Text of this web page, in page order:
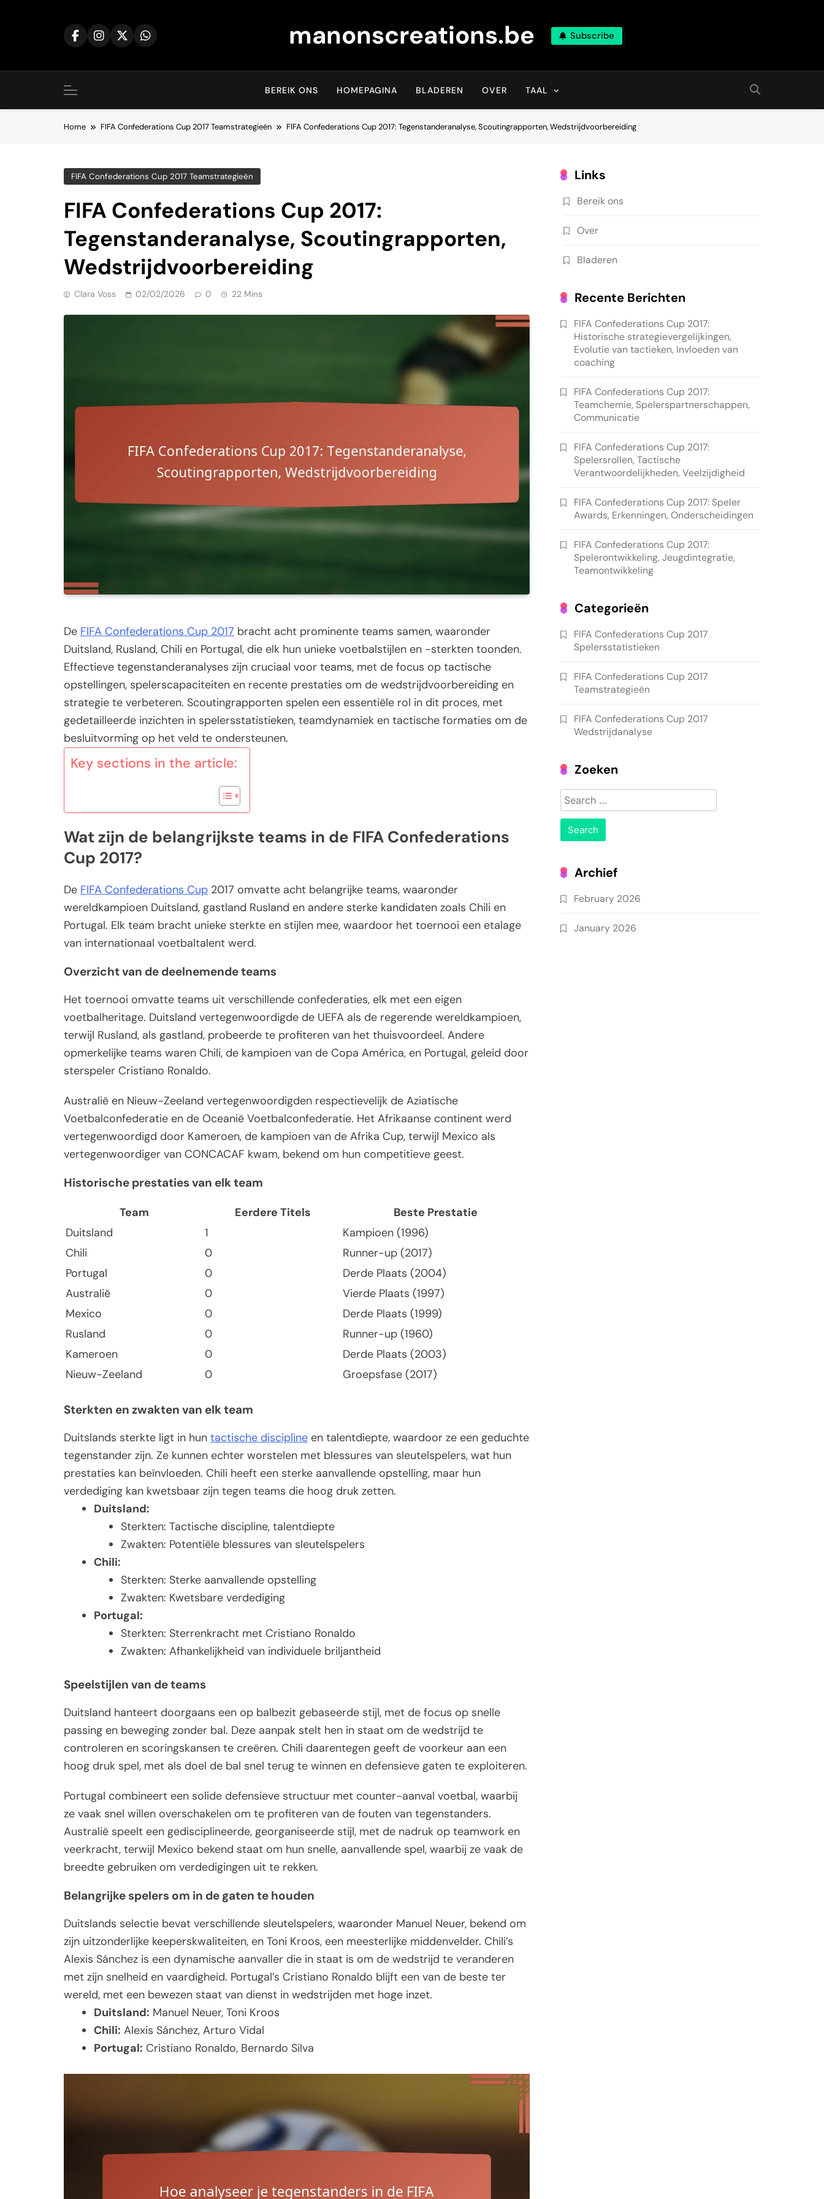
manonscreations.be Subscribe
BEREIK ONS HOMEPAGINA BLADEREN OVER TAAL
Home FIFA Confederations Cup 2017 Teamstrategieën FIFA Confederations Cup 2017: Tegenstanderanalyse, Scoutingrapporten, Wedstrijdvoorbereiding
FIFA Confederations Cup 2017 Teamstrategieën
FIFA Confederations Cup 2017:
Tegenstanderanalyse, Scoutingrapporten,
Wedstrijdvoorbereiding
Clara Voss 02/02/2026 0 22 Mins
De FIFA Confederations Cup 2017 bracht acht prominente teams samen, waaronder
Duitsland, Rusland, Chili en Portugal, die elk hun unieke voetbalstijlen en -sterkten toonden.
Effectieve tegenstanderanalyses zijn cruciaal voor teams, met de focus op tactische
opstellingen, spelerscapaciteiten en recente prestaties om de wedstrijdvoorbereiding en
strategie te verbeteren. Scoutingrapporten spelen een essentiële rol in dit proces, met
gedetailleerde inzichten in spelersstatistieken, teamdynamiek en tactische formaties om de
besluitvorming op het veld te ondersteunen.
Key sections in the article:
Wat zijn de belangrijkste teams in de FIFA Confederations
Cup 2017?
De FIFA Confederations Cup 2017 omvatte acht belangrijke teams, waaronder
wereldkampioen Duitsland, gastland Rusland en andere sterke kandidaten zoals Chili en
Portugal. Elk team bracht unieke sterkte en stijlen mee, waardoor het toernooi een etalage
van internationaal voetbaltalent werd.
Overzicht van de deelnemende teams
Het toernooi omvatte teams uit verschillende confederaties, elk met een eigen
voetbalheritage. Duitsland vertegenwoordigde de UEFA als de regerende wereldkampioen,
terwijl Rusland, als gastland, probeerde te profiteren van het thuisvoordeel. Andere
opmerkelijke teams waren Chili, de kampioen van de Copa América, en Portugal, geleid door
sterspeler Cristiano Ronaldo.
Australië en Nieuw-Zeeland vertegenwoordigden respectievelijk de Aziatische
Voetbalconfederatie en de Oceanië Voetbalconfederatie. Het Afrikaanse continent werd
vertegenwoordigd door Kameroen, de kampioen van de Afrika Cup, terwijl Mexico als
vertegenwoordiger van CONCACAF kwam, bekend om hun competitieve geest.
Historische prestaties van elk team
Team Eerdere Titels
Beste Prestatie
Duitsland
1
Kampioen (1996)
Chili
0
Runner-up (2017)
Portugal
0
Derde Plaats (2004)
Australië
0
Vierde Plaats (1997)
Mexico
0
Derde Plaats (1999)
Rusland
0
Runner-up (1960)
Kameroen
0
Derde Plaats (2003)
Nieuw-Zeeland
0 Groepsfase (2017)
Sterkten en zwakten van elk team
Duitslands sterkte ligt in hun tactische discipline en talentdiepte, waardoor ze een geduchte
tegenstander zijn. Ze kunnen echter worstelen met blessures van sleutelspelers, wat hun
prestaties kan beïnvloeden. Chili heeft een sterke aanvallende opstelling, maar hun
verdediging kan kwetsbaar zijn tegen teams die hoog druk zetten.
Duitsland:
Sterkten: Tactische discipline, talentdiepte
Zwakten: Potentiële blessures van sleutelspelers
Chili:
Sterkten: Sterke aanvallende opstelling
Zwakten: Kwetsbare verdediging
Portugal:
Sterkten: Sterrenkracht met Cristiano Ronaldo
Zwakten: Afhankelijkheid van individuele briljantheid
Speelstijlen van de teams
Duitsland hanteert doorgaans een op balbezit gebaseerde stijl, met de focus op snelle
passing en beweging zonder bal. Deze aanpak stelt hen in staat om de wedstrijd te
controleren en scoringskansen te creëren. Chili daarentegen geeft de voorkeur aan een
hoog druk spel, met als doel de bal snel terug te winnen en defensieve gaten te exploiteren.
Portugal combineert een solide defensieve structuur met counter-aanval voetbal, waarbij
ze vaak snel willen overschakelen om te profiteren van de fouten van tegenstanders.
Australië speelt een gedisciplineerde, georganiseerde stijl, met de nadruk op teamwork en
veerkracht, terwijl Mexico bekend staat om hun snelle, aanvallende spel, waarbij ze vaak de
breedte gebruiken om verdedigingen uit te rekken.
Belangrijke spelers om in de gaten te houden
Duitslands selectie bevat verschillende sleutelspelers, waaronder Manuel Neuer, bekend om
zijn uitzonderlijke keeperskwaliteiten, en Toni Kroos, een meesterlijke middenvelder. Chili’s
Alexis Sánchez is een dynamische aanvaller die in staat is om de wedstrijd te veranderen
met zijn snelheid en vaardigheid. Portugal’s Cristiano Ronaldo blijft een van de beste ter
wereld, met een bewezen staat van dienst in wedstrijden met hoge inzet.
Duitsland: Manuel Neuer, Toni Kroos
Chili: Alexis Sánchez, Arturo Vidal
Portugal: Cristiano Ronaldo, Bernardo Silva
Links
Bereik ons
Over
Bladeren
Recente Berichten
FIFA Confederations Cup 2017:
Historische strategievergelijkingen,
Evolutie van tactieken, Invloeden van
coaching
FIFA Confederations Cup 2017:
Teamchemie, Spelerspartnerschappen,
Communicatie
FIFA Confederations Cup 2017:
Spelersrollen, Tactische
Verantwoordelijkheden, Veelzijdigheid
FIFA Confederations Cup 2017: Speler
Awards, Erkenningen, Onderscheidingen
FIFA Confederations Cup 2017:
Spelerontwikkeling, Jeugdintegratie,
Teamontwikkeling
Categorieën
FIFA Confederations Cup 2017
Spelersstatistieken
FIFA Confederations Cup 2017
Teamstrategieën
FIFA Confederations Cup 2017
Wedstrijdanalyse
Zoeken
Search
for:
Archief
February 2026
January 2026